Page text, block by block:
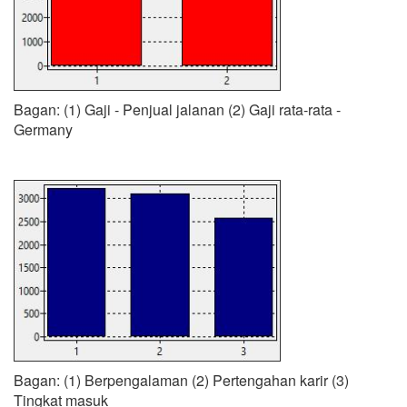
Bagan: (1) Gaji - Penjual jalanan (2) Gaji rata-rata -
Germany
Bagan: (1) Berpengalaman (2) Pertengahan karir (3)
Tingkat masuk